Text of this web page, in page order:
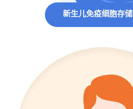
新生儿免疫细胞存储